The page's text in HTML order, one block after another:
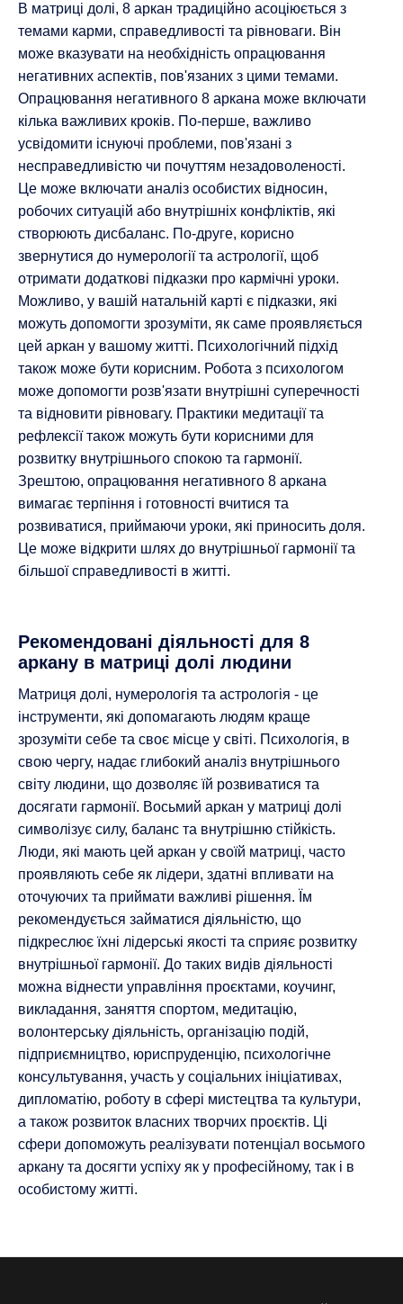
В матриці долі, 8 аркан традиційно асоціюється з
темами карми, справедливості та рівноваги. Він
може вказувати на необхідність опрацювання
негативних аспектів, пов'язаних з цими темами.
Опрацювання негативного 8 аркана може включати
кілька важливих кроків. По-перше, важливо
усвідомити існуючі проблеми, пов'язані з
несправедливістю чи почуттям незадоволеності.
Це може включати аналіз особистих відносин,
робочих ситуацій або внутрішніх конфліктів, які
створюють дисбаланс. По-друге, корисно
звернутися до нумерології та астрології, щоб
отримати додаткові підказки про кармічні уроки.
Можливо, у вашій натальній карті є підказки, які
можуть допомогти зрозуміти, як саме проявляється
цей аркан у вашому житті. Психологічний підхід
також може бути корисним. Робота з психологом
може допомогти розв'язати внутрішні суперечності
та відновити рівновагу. Практики медитації та
рефлексії також можуть бути корисними для
розвитку внутрішнього спокою та гармонії.
Зрештою, опрацювання негативного 8 аркана
вимагає терпіння і готовності вчитися та
розвиватися, приймаючи уроки, які приносить доля.
Це може відкрити шлях до внутрішньої гармонії та
більшої справедливості в житті.
Рекомендовані діяльності для 8
аркану в матриці долі людини
Матриця долі, нумерологія та астрологія - це
інструменти, які допомагають людям краще
зрозуміти себе та своє місце у світі. Психологія, в
свою чергу, надає глибокий аналіз внутрішнього
світу людини, що дозволяє їй розвиватися та
досягати гармонії. Восьмий аркан у матриці долі
символізує силу, баланс та внутрішню стійкість.
Люди, які мають цей аркан у своїй матриці, часто
проявляють себе як лідери, здатні впливати на
оточуючих та приймати важливі рішення. Їм
рекомендується займатися діяльністю, що
підкреслює їхні лідерські якості та сприяє розвитку
внутрішньої гармонії. До таких видів діяльності
можна віднести управління проєктами, коучинг,
викладання, заняття спортом, медитацію,
волонтерську діяльність, організацію подій,
підприємництво, юриспруденцію, психологічне
консультування, участь у соціальних ініціативах,
дипломатію, роботу в сфері мистецтва та культури,
а також розвиток власних творчих проєктів. Ці
сфери допоможуть реалізувати потенціал восьмого
аркану та досягти успіху як у професійному, так і в
особистому житті.